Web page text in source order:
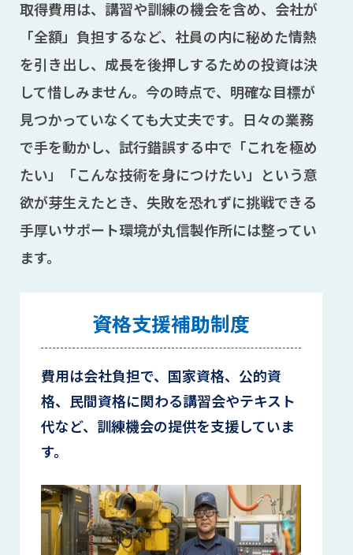
取得費用は、講習や訓練の機会を含め、会社が
「全額」負担するなど、社員の内に秘めた情熱
を引き出し、成長を後押しするための投資は決
して惜しみません。今の時点で、明確な目標が
見つかっていなくても大丈夫です。日々の業務
で手を動かし、試行錯誤する中で「これを極め
たい」「こんな技術を身につけたい」という意
欲が芽生えたとき、失敗を恐れずに挑戦できる
手厚いサポート環境が丸信製作所には整ってい
ます。
資格支援補助制度
費用は会社負担で、国家資格、公的資
格、民間資格に関わる講習会やテキスト
代など、訓練機会の提供を支援していま
す。